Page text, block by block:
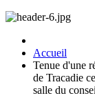
Accueil
Tenue d'une
de Tracadie
salle du